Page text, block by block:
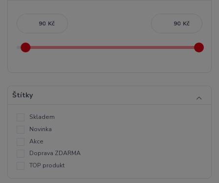
Kč Kč
Štítky
Skladem
Novinka
Akce
Doprava ZDARMA
TOP produkt